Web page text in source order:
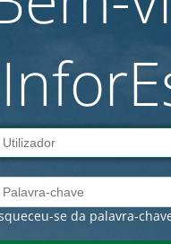
se da palavra-